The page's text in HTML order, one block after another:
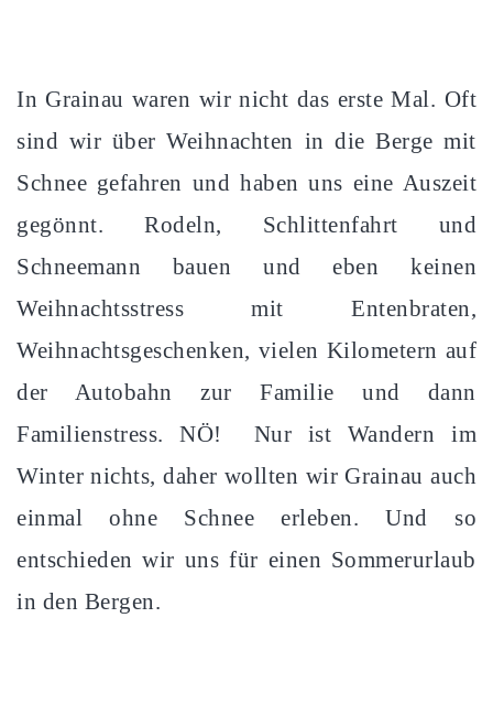
In Grainau waren wir nicht das erste Mal. Oft
sind wir über Weihnachten in die Berge mit
Schnee gefahren und haben uns eine Auszeit
gegönnt. Rodeln, Schlittenfahrt und
Schneemann bauen und eben keinen
Weihnachtsstress mit Entenbraten,
Weihnachtsgeschenken, vielen Kilometern auf
der Autobahn zur Familie und dann
Familienstress. NÖ! Nur ist Wandern im
Winter nichts, daher wollten wir Grainau auch
einmal ohne Schnee erleben. Und so
entschieden wir uns für einen Sommerurlaub
in den Bergen.